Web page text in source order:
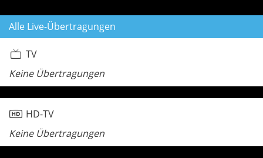
Alle Live-Übertragungen
TV
Keine Übertragungen
HD-TV
Keine Übertragungen